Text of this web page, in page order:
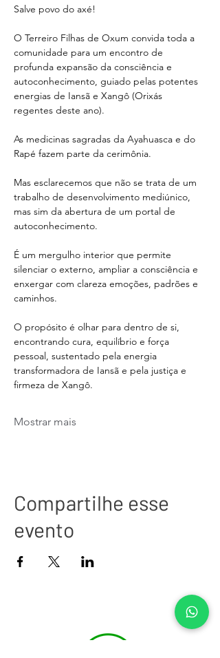
Salve povo do axé!
O Terreiro Filhas de Oxum convida toda a
comunidade para um encontro de
profunda expansão da consciência e
autoconhecimento, guiado pelas potentes
energias de Iansã e Xangô (Orixás
regentes deste ano).
As medicinas sagradas da Ayahuasca e do
Rapé fazem parte da cerimônia.
Mas esclarecemos que não se trata de um
trabalho de desenvolvimento mediúnico,
mas sim da abertura de um portal de
autoconhecimento.
É um mergulho interior que permite
silenciar o externo, ampliar a consciência e
enxergar com clareza emoções, padrões e
caminhos.
O propósito é olhar para dentro de si,
encontrando cura, equilíbrio e força
pessoal, sustentado pela energia
transformadora de Iansã e pela justiça e
firmeza de Xangô.
Mostrar mais
Compartilhe esse
evento